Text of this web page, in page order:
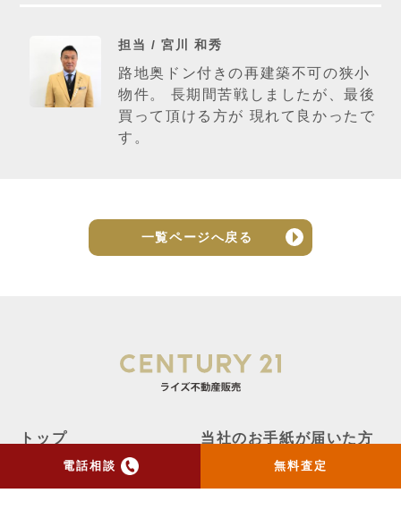
電話相談 無料査定
担当 / 宮川 和秀
路地奥ドン付きの再建築不可の狭小
物件。 長期間苦戦しましたが、最後
買って頂ける方が 現れて良かったで
す。
一覧ページへ戻る
トップ
当社のお手紙が届いた方